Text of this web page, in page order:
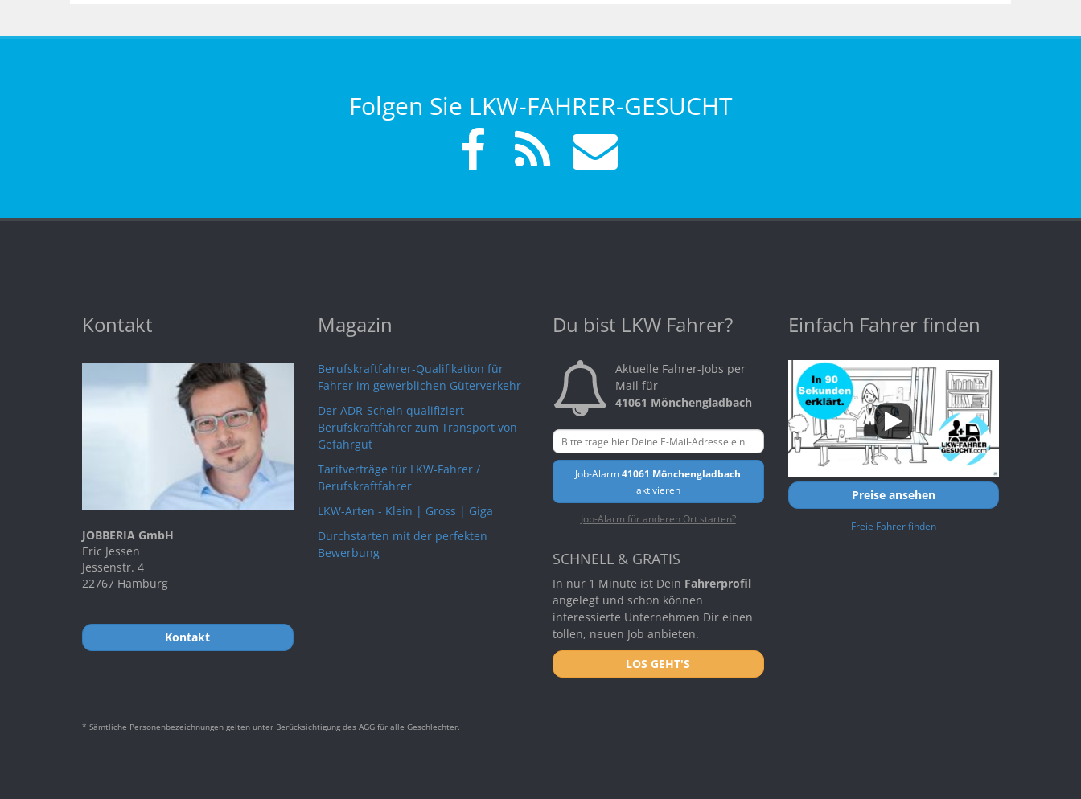
Folgen Sie LKW-FAHRER-GESUCHT
Kontakt
JOBBERIA GmbH
Eric Jessen
Jessenstr. 4
22767 Hamburg
Kontakt
Magazin
Berufskraftfahrer-Qualifikation für
Fahrer im gewerblichen Güterverkehr
Der ADR-Schein qualifiziert
Berufskraftfahrer zum Transport von
Gefahrgut
Tarifverträge für LKW-Fahrer /
Berufskraftfahrer
LKW-Arten - Klein | Gross | Giga
Durchstarten mit der perfekten
Bewerbung
Du bist LKW Fahrer?
Aktuelle Fahrer-Jobs per
Mail für
41061 Mönchengladbach
Job-Alarm41061 Mönchengladbach
aktivieren
Job-Alarm für anderen Ort starten?
SCHNELL & GRATIS
In nur 1 Minute ist Dein Fahrerprofil
angelegt und schon können
interessierte Unternehmen Dir einen
tollen, neuen Job anbieten.
LOS GEHT'S
Einfach Fahrer finden
Preise ansehen
Freie Fahrer finden
* Sämtliche Personenbezeichnungen gelten unter Berücksichtigung des AGG für alle Geschlechter.